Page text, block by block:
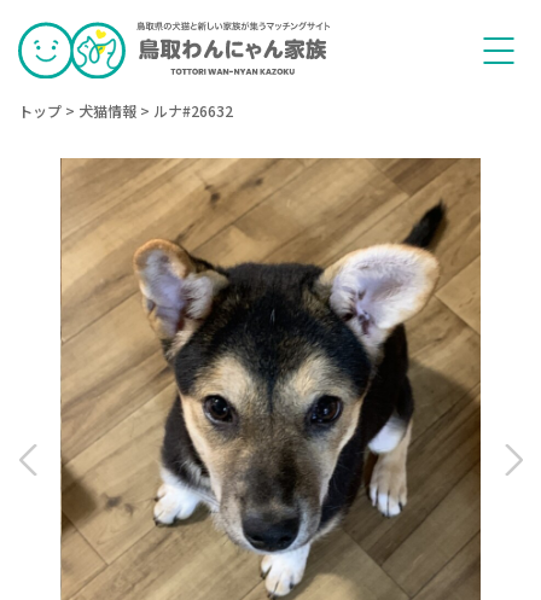
トップ > 犬猫情報 > ルナ#26632